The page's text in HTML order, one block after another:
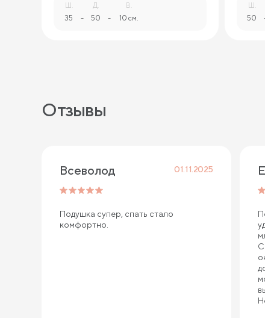
Ш.
35 -
Д.
50 -
В.
10 см.
Ш.
50
Отзывы
Всеволод 01.11.2025
Подушка супер, спать стало
комфортно.